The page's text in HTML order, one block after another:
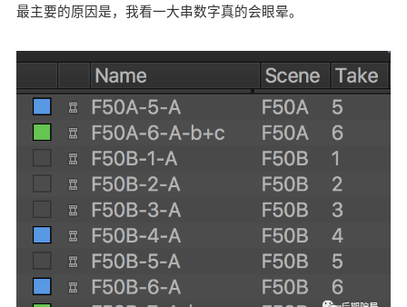
最主要的原因是，我看一大串数字真的会眼晕。